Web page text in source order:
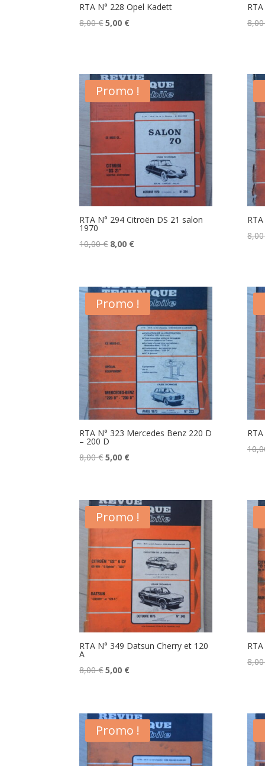
RTA N° 228 Opel Kadett
8,00€Le
8,00 €.
5,00 €Le
5,00 €.
Promo !
RTA N° 294 Citroën DS 21 salon
1970
10,00€ Le
était :
10,00 €.
8,00 €Le
est :
8,00 €.
Promo !
RTA N° 323 Mercedes Benz 220 D
– 200 D
8,00€Le
était :
8,00 €.
5,00 €Le
est :
5,00 €.
Promo !
RTA N° 349 Datsun Cherry et 120
A
8,00€Le
était :
8,00 €.
5,00 €Le
est :
5,00 €.
Promo !